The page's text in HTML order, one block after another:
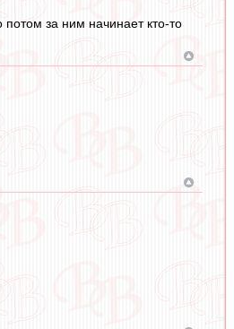
за ним начинает кто-то